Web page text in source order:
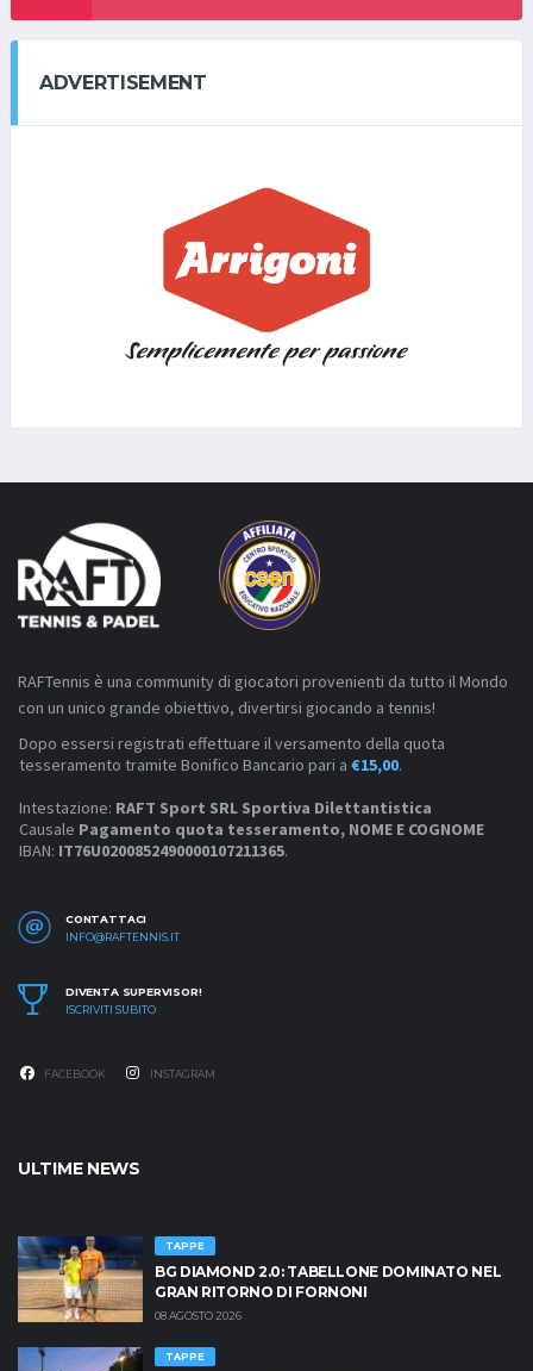
ADVERTISEMENT
RAFTennis è una community di giocatori provenienti da tutto il Mondo
con un unico grande obiettivo, divertirsi giocando a tennis!
Dopo essersi registrati effettuare il versamento della quota
tesseramento tramite Bonifico Bancario pari a €15,00.
Intestazione: RAFT Sport SRL Sportiva Dilettantistica
Causale Pagamento quota tesseramento, NOME E COGNOME
IBAN: IT76U0200852490000107211365.
CONTATTACI
INFO@RAFTENNIS.IT
DIVENTA SUPERVISOR!
ISCRIVITI SUBITO
FACEBOOK INSTAGRAM
ULTIME NEWS
TAPPE
BG DIAMOND 2.0: TABELLONE DOMINATO NEL
GRAN RITORNO DI FORNONI
08 AGOSTO 2026
TAPPE